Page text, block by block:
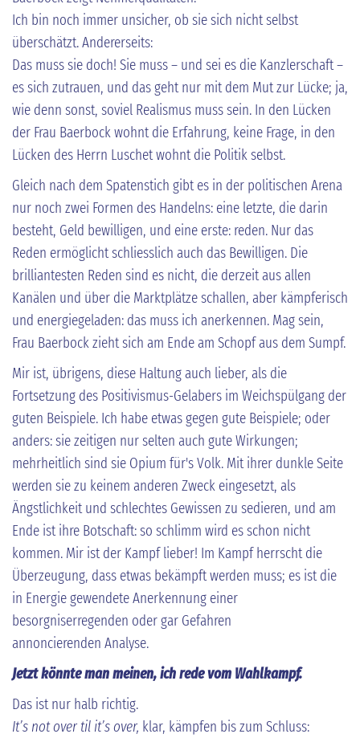
Ich bin noch immer unsicher, ob sie sich nicht selbst
überschätzt. Andererseits:
Das muss sie doch! Sie muss – und sei es die Kanzlerschaft –
es sich zutrauen, und das geht nur mit dem Mut zur Lücke; ja,
wie denn sonst, soviel Realismus muss sein. In den Lücken
der Frau Baerbock wohnt die Erfahrung, keine Frage, in den
Lücken des Herrn Luschet wohnt die Politik selbst.
Gleich nach dem Spatenstich gibt es in der politischen Arena
nur noch zwei Formen des Handelns: eine letzte, die darin
besteht, Geld bewilligen, und eine erste: reden. Nur das
Reden ermöglicht schliesslich auch das Bewilligen. Die
brilliantesten Reden sind es nicht, die derzeit aus allen
Kanälen und über die Marktplätze schallen, aber kämpferisch
und energiegeladen: das muss ich anerkennen. Mag sein,
Frau Baerbock zieht sich am Ende am Schopf aus dem Sumpf.
Mir ist, übrigens, diese Haltung auch lieber, als die
Fortsetzung des Positivismus-Gelabers im Weichspülgang der
guten Beispiele. Ich habe etwas gegen gute Beispiele; oder
anders: sie zeitigen nur selten auch gute Wirkungen;
mehrheitlich sind sie Opium für's Volk. Mit ihrer dunkle Seite
werden sie zu keinem anderen Zweck eingesetzt, als
Ängstlichkeit und schlechtes Gewissen zu sedieren, und am
Ende ist ihre Botschaft: so schlimm wird es schon nicht
kommen. Mir ist der Kampf lieber! Im Kampf herrscht die
Überzeugung, dass etwas bekämpft werden muss; es ist die
in Energie gewendete Anerkennung einer
besorgniserregenden oder gar Gefahren
annoncierenden Analyse.
Jetzt könnte man meinen, ich rede vom Wahlkampf.
Das ist nur halb richtig.
It’s not over til it’s over, klar, kämpfen bis zum Schluss: